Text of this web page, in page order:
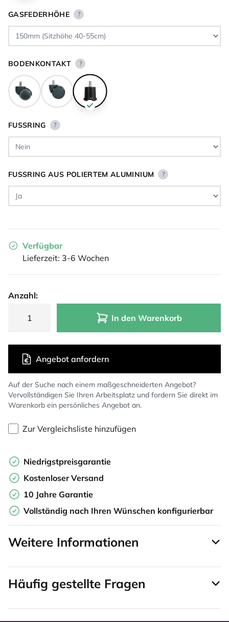
GASFEDERHÖHE ?
BODENKONTAKT ?
FUSSRING ?
FUSSRING AUS POLIERTEM ALUMINIUM ?
Verfügbar
Lieferzeit: 3-6 Wochen
Anzahl:
In den Warenkorb
Auf der Suche nach einem maßgeschneiderten Angebot?
Vervollständigen Sie Ihren Arbeitsplatz und fordern Sie direkt im
Warenkorb ein persönliches Angebot an.
Angebot anfordern
Zur Vergleichsliste hinzufügen
Niedrigstpreisgarantie
Kostenloser Versand
10 Jahre Garantie
Vollständig nach Ihren Wünschen konfigurierbar
Weitere Informationen
Häufig gestellte Fragen